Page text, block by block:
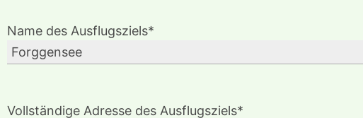
Name des Ausflugsziels*
Vollständige Adresse des Ausflugsziels*